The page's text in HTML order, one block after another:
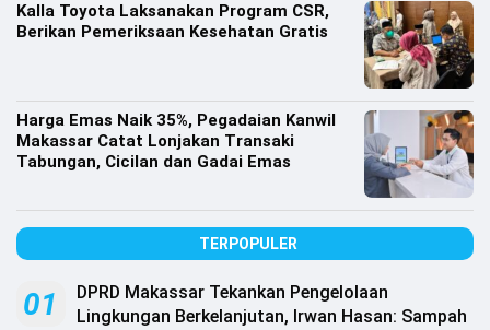
Opini
©
Copyright
Kalla Toyota Laksanakan Program CSR,
Berikan Pemeriksaan Kesehatan Gratis
Harga Emas Naik 35%, Pegadaian Kanwil
Makassar Catat Lonjakan Transaki
Tabungan, Cicilan dan Gadai Emas
TERPOPULER
01
DPRD Makassar Tekankan Pengelolaan
Lingkungan Berkelanjutan, Irwan Hasan: Sampah